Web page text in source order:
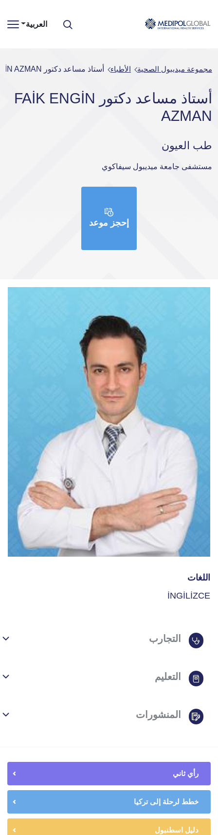
العربية
مجموعة ميديبول الصحية الأطباء أستاذ مساعد دكتور FAİK ENGİN AZMAN
أستاذ مساعد دكتور FAİK ENGİN
AZMAN
طب العيون
مستشفى جامعة ميديبول سيفاكوي
إحجز موعد
اللغات
İNGİLİZCE
التجارب
التعليم
المنشورات
رأي ثاني
خطط لرحلة إلى تركيا
دليل اسطنبول